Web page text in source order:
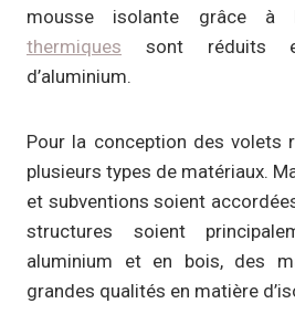
mousse isolante grâce à
thermiques sont réduits
d’aluminium.
Pour la conception des volets
plusieurs types de matériaux.
et subventions soient
structures soient
aluminium et en bois, des
grandes qualités en matière